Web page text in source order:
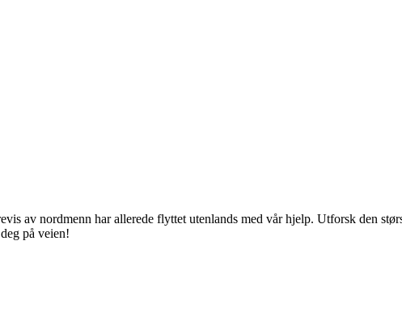
av nordmenn har allerede flyttet utenlands med vår hjelp. Utforsk den
på veien!